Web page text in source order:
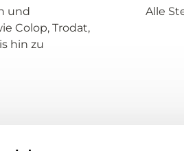
und
Colop, Trodat,
hin zu
Alle